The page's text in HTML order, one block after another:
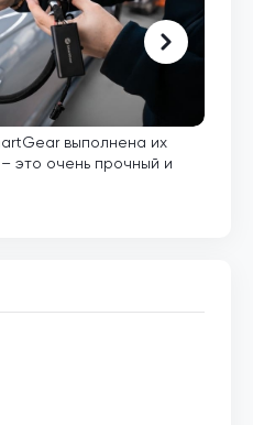
выполнена их
это очень прочный и